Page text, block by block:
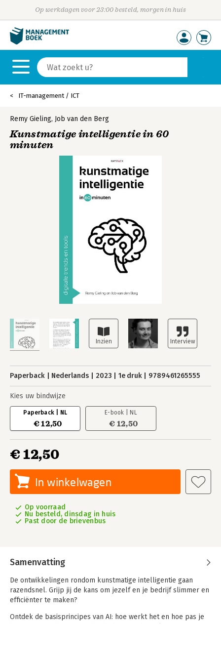
Op werkdagen voor 23:00 besteld, morgen in huis
IT-management / ICT
Remy Gieling, Job van den Berg
Kunstmatige intelligentie in 60
minuten
Paperback Nederlands 2023 1e druk 9789461265555
Kies uw bindwijze
Paperback | NL
€ 12,50
E-book | NL
€ 12,50
€ 12,50
In winkelwagen
Op voorraad
Nu besteld, dinsdag in huis
Past door de brievenbus
Samenvatting
De ontwikkelingen rondom kunstmatige intelligentie gaan
razendsnel. Grijp jij de kans om jezelf en je bedrijf slimmer en
efficiënter te maken?
Ontdek de basisprincipes van AI: hoe werkt het en hoe pas je